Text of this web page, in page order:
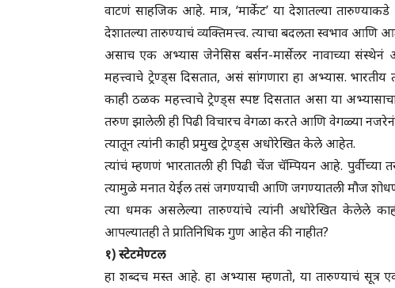
वाटणं साहजिक आहे. मात्र, ‘मार्केट’ या देशातल्या
देशातल्या तारुण्याचं व्यक्तिमत्त्व. त्याचा बदलता स्वभाव आणि
असाच एक अभ्यास जेनेसिस बर्सन-मार्सेलर नावाच्या संस्थेनं
महत्त्वाचे ट्रेण्ड्स दिसतात, असं सांगणारा हा अभ्यास.
काही ठळक महत्त्वाचे ट्रेण्ड्स स्पष्ट दिसतात असा या
तरुण झालेली ही पिढी विचारच वेगळा करते आणि वेगळ्या
त्यातून त्यांनी काही प्रमुख ट्रेण्ड्स अधोरेखित केले आहेत.
त्यांचं म्हणणं भारतातली ही पिढी चेंज चॅम्पियन आहे. पुर्वीच्या
त्यामुळे मनात येईल तसं जगण्याची आणि जगण्यातली मौज
त्या धमक असलेल्या तारुण्यांचे त्यांनी अधोरेखित केलेले
आपल्यातही ते प्रातिनिधिक गुण आहेत की नाहीत?
१) स्टेटमेण्टल
हा शब्दच मस्त आहे. हा अभ्यास म्हणतो, या तारुण्याचं